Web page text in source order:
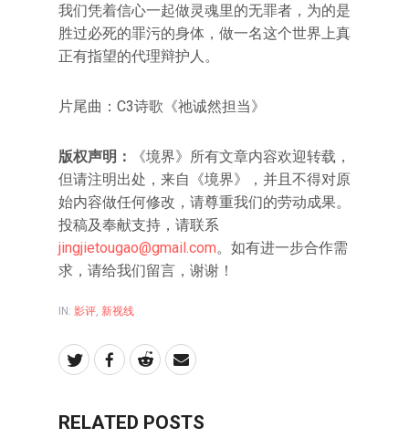
我们凭着信心一起做灵魂里的无罪者，为的是
胜过必死的罪污的身体，做一名这个世界上真
正有指望的代理辩护人。
片尾曲：C3诗歌《祂诚然担当》
版权声明：
《境界》所有文章内容欢迎转载，
但请注明出处，来自《境界》，并且不得对原
始内容做任何修改，请尊重我们的劳动成果。
投稿及奉献支持，请联系
jingjietougao@gmail.com。如有进一步合作需
求，请给我们留言，谢谢！
IN: 影评 新视线
RELATED POSTS